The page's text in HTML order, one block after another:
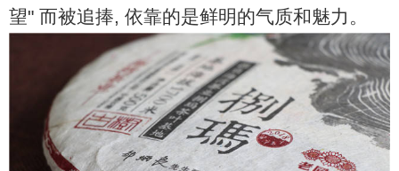
望" 而被追捧, 依靠的是鲜明的气质和魅力。